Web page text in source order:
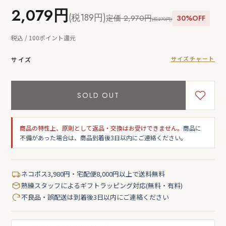
2,079円(税189円)定価 2,970円(税270円) 30%OFF
税込 / 100ポイント還元
サイズ サイズチャート
SOLD OUT
商品の特性上、原則として返品・交換はお受けできません。商品に
不備があった場合は、商品到着後3日以内にご連絡ください。
ネコポス3,980円・宅配便8,000円以上で送料無料
熟練スタッフによるギフトラッピング対応(無料・有料)
不良品・誤配送は到着後3日以内にご連絡ください